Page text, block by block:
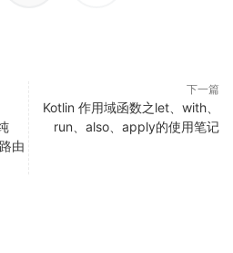
就很明显了，就是在编译时直接
用处。
JVM操作数栈的栈帧完成的，每
成的过程，都对应着一个栈帧在
程，使用了inline关键字理论上可
适合加上inline关键字了呢？答案
由
下一篇
Kotlin 作用域函数之let、with、
run、also、apply的使用笔记